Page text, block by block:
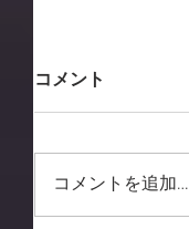
コメント
コメントを追加…